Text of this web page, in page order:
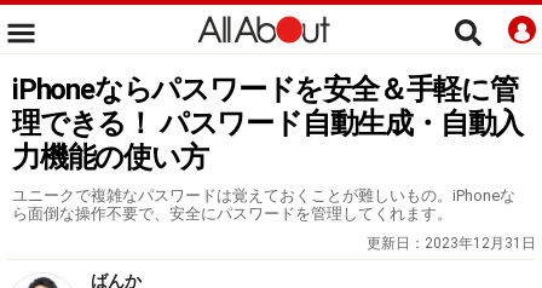
iPhoneならパスワードを安全＆手軽に管
理できる！ パスワード自動生成・自動入
力機能の使い方
ユニークで複雑なパスワードは覚えておくことが難しいもの。iPhoneな
ら面倒な操作不要で、安全にパスワードを管理してくれます。
更新日： 2023年12月31日
ばんか